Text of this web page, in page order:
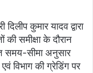
कुमार यादव द्वारा
समीक्षा के दौरान
समय-सीमा अनुसार
विभाग की ग्रेडिंग पर